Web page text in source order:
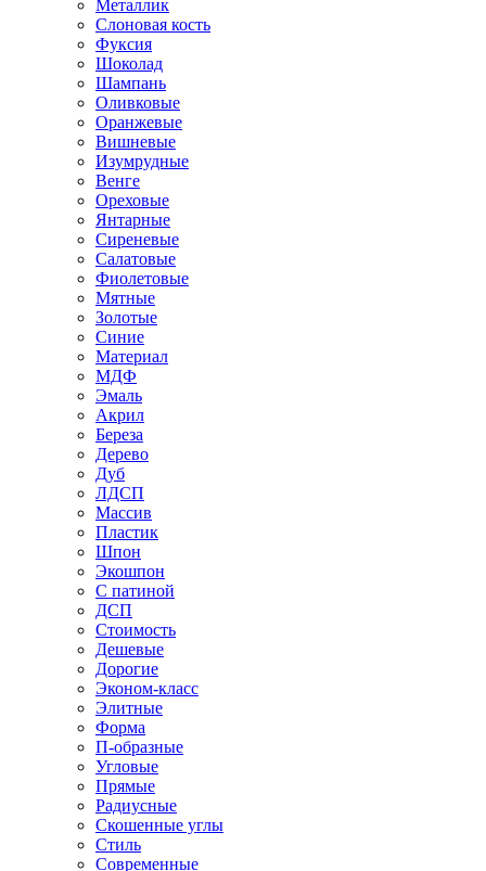
Металлик
Слоновая кость
Фуксия
Шоколад
Шампань
Оливковые
Оранжевые
Вишневые
Изумрудные
Венге
Ореховые
Янтарные
Сиреневые
Салатовые
Фиолетовые
Мятные
Золотые
Синие
Материал
МДФ
Эмаль
Акрил
Береза
Дерево
Дуб
ЛДСП
Массив
Пластик
Шпон
Экошпон
С патиной
ДСП
Стоимость
Дешевые
Дорогие
Эконом-класс
Элитные
Форма
П-образные
Угловые
Прямые
Радиусные
Скошенные углы
Стиль
Современные